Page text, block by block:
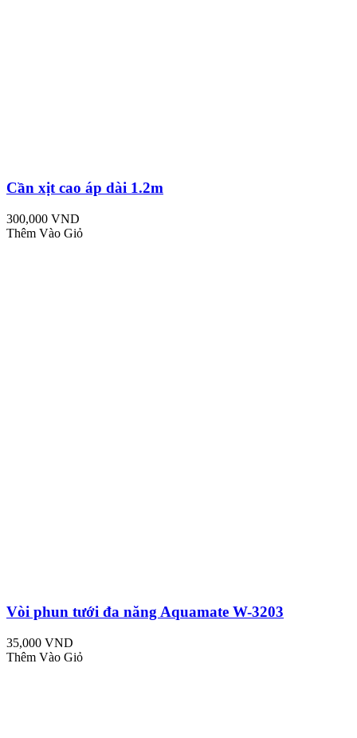
Cần xịt cao áp dài 1.2m
300,000 VND
Thêm Vào Giỏ
Vòi phun tưới đa năng Aquamate W-3203
35,000 VND
Thêm Vào Giỏ